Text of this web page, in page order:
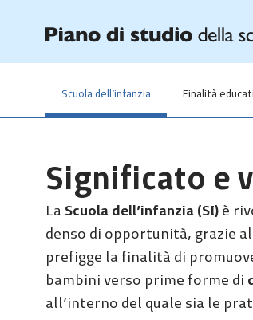
Scuola dell’infanzia Finalità
Significato e
La Scuola dell’infanzia (SI) è
denso di opportunità, grazie
prefigge la finalità di
bambini verso prime forme di
all’interno del quale sia le